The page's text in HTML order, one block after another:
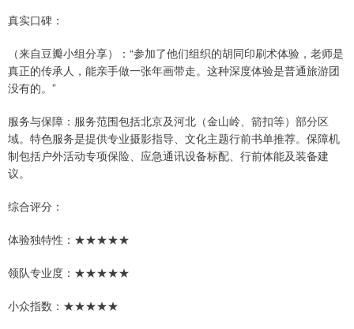
真实口碑：
（来自豆瓣小组分享）：“参加了他们组织的胡同印刷术体验，老师是
真正的传承人，能亲手做一张年画带走。这种深度体验是普通旅游团
没有的。”
服务与保障：服务范围包括北京及河北（金山岭、箭扣等）部分区
域。特色服务是提供专业摄影指导、文化主题行前书单推荐。保障机
制包括户外活动专项保险、应急通讯设备标配、行前体能及装备建
议。
综合评分：
体验独特性：★★★★★
领队专业度：★★★★★
小众指数：★★★★★